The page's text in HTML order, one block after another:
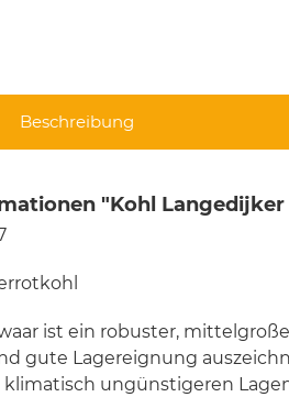
Beschreibung
"Kohl Langedijker
ist ein robuster,
gute Lagereignung
ungünstigeren